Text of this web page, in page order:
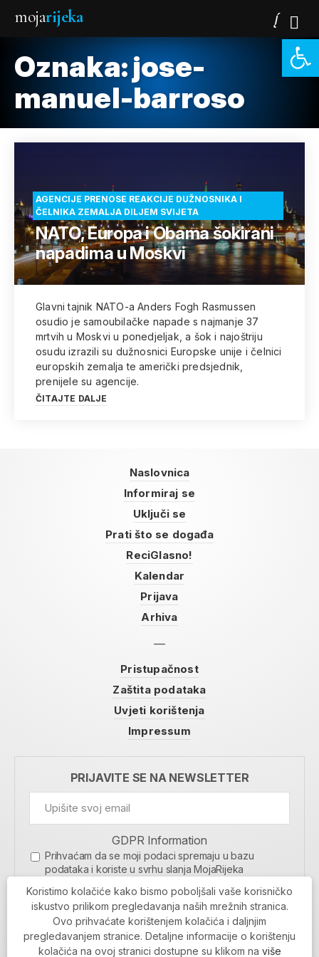
mojarijeka
Oznaka:jose-
manuel-barroso
AGENCIJE PRENOSE REAKCIJE DUŽNOSNIKA I
ČELNIKA ZEMALJA DILJEM SVIJETA
NATO, Europa i Obama šokirani
napadima u Moskvi
Glavni tajnik NATO-a Anders Fogh Rasmussen
osudio je samoubilačke napade s najmanje 37
mrtvih u Moskvi u ponedjeljak, a šok i najoštriju
osudu izrazili su dužnosnici Europske unije i čelnici
europskih zemalja te američki predsjednik,
prenijele su agencije.
ČITAJTE DALJE
Naslovnica
Informiraj se
Uključi se
Prati što se događa
ReciGlasno!
Kalendar
Prijava
Arhiva
Pristupačnost
Zaštita podataka
Uvjeti korištenja
Impressum
PRIJAVITE SE NA NEWSLETTER
GDPR Information
Prihvaćam da se moji podaci spremaju u bazu
podataka i koriste u svrhu slanja MojaRijeka
MOJARIJEKA NEWSLETTER
PRIJAVI SE
Koristimo kolačiće kako bismo poboljšali vaše korisničko
iskustvo prilikom pregledavanja naših mrežnih stranica.
Ovo prihvaćate korištenjem kolačića i daljnjim
pregledavanjem stranice. Detaljne informacije o korištenju
kolačića na ovoj stranici dostupne su klikom na više